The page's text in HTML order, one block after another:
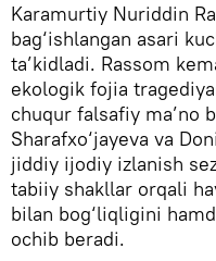
Karamurtiy Nuriddin
bag‘ishlangan asari
ta’kidladi. Rassom
ekologik fojia
chuqur falsafiy ma’no
Sharafxo‘jayeva va
jiddiy ijodiy izlanish
tabiiy shakllar orqali
bilan bog‘liqligini
ochib beradi.